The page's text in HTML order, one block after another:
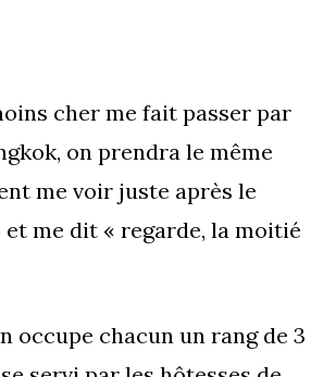
cher me fait passer par
on prendra le même
me voir juste après le
et me dit « regarde, la moitié
occupe chacun un rang de 3